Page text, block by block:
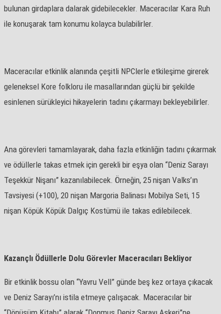
bulunan girdaplara dalarak gidebilecekler. Maceracılar Kara Ruh
ile konuşarak tam konumu kolayca bulabilirler.
Maceracılar etkinlik alanında çeşitli NPClerle etkileşime girerek
geleneksel Kore folkloru ile masallarından güçlü bir şekilde
esinlenen sürükleyici hikayelerin tadını çıkarmayı bekleyebilirler.
Ana görevleri tamamlayarak, daha fazla etkinliğin tadını çıkarmak
ve ödüllerle takas etmek için gerekli bir eşya olan “Deniz Sarayı
Teşekkür Nişanı” kazanılabilecek. Örneğin, 25 nişan Valks’ın
Tavsiyesi (+100), 20 nişan Margoria Balinası Mobilya Seti, 15
nişan Köpük Köpük Dalgıç Kostümü ile takas edilebilecek.
Kazançlı Ödüllerle Dolu Görevler Maceracıları Bekliyor
Bir etkinlik bossu olan “Yavru Vell” günde beş kez ortaya çıkacak
ve Deniz Sarayı’nı istila etmeye çalışacak. Maceracılar bir